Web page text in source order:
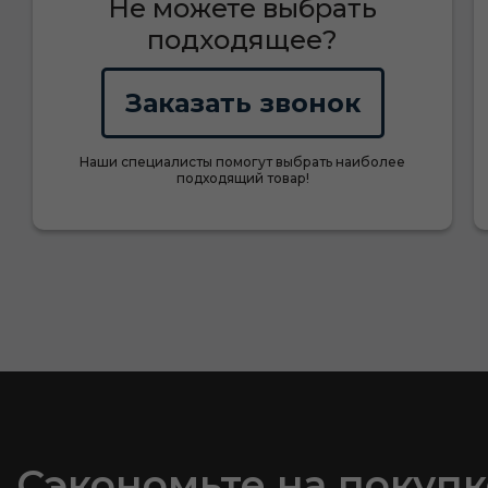
Не можете выбрать
подходящее?
Заказать звонок
Наши специалисты помогут выбрать наиболее
подходящий товар!